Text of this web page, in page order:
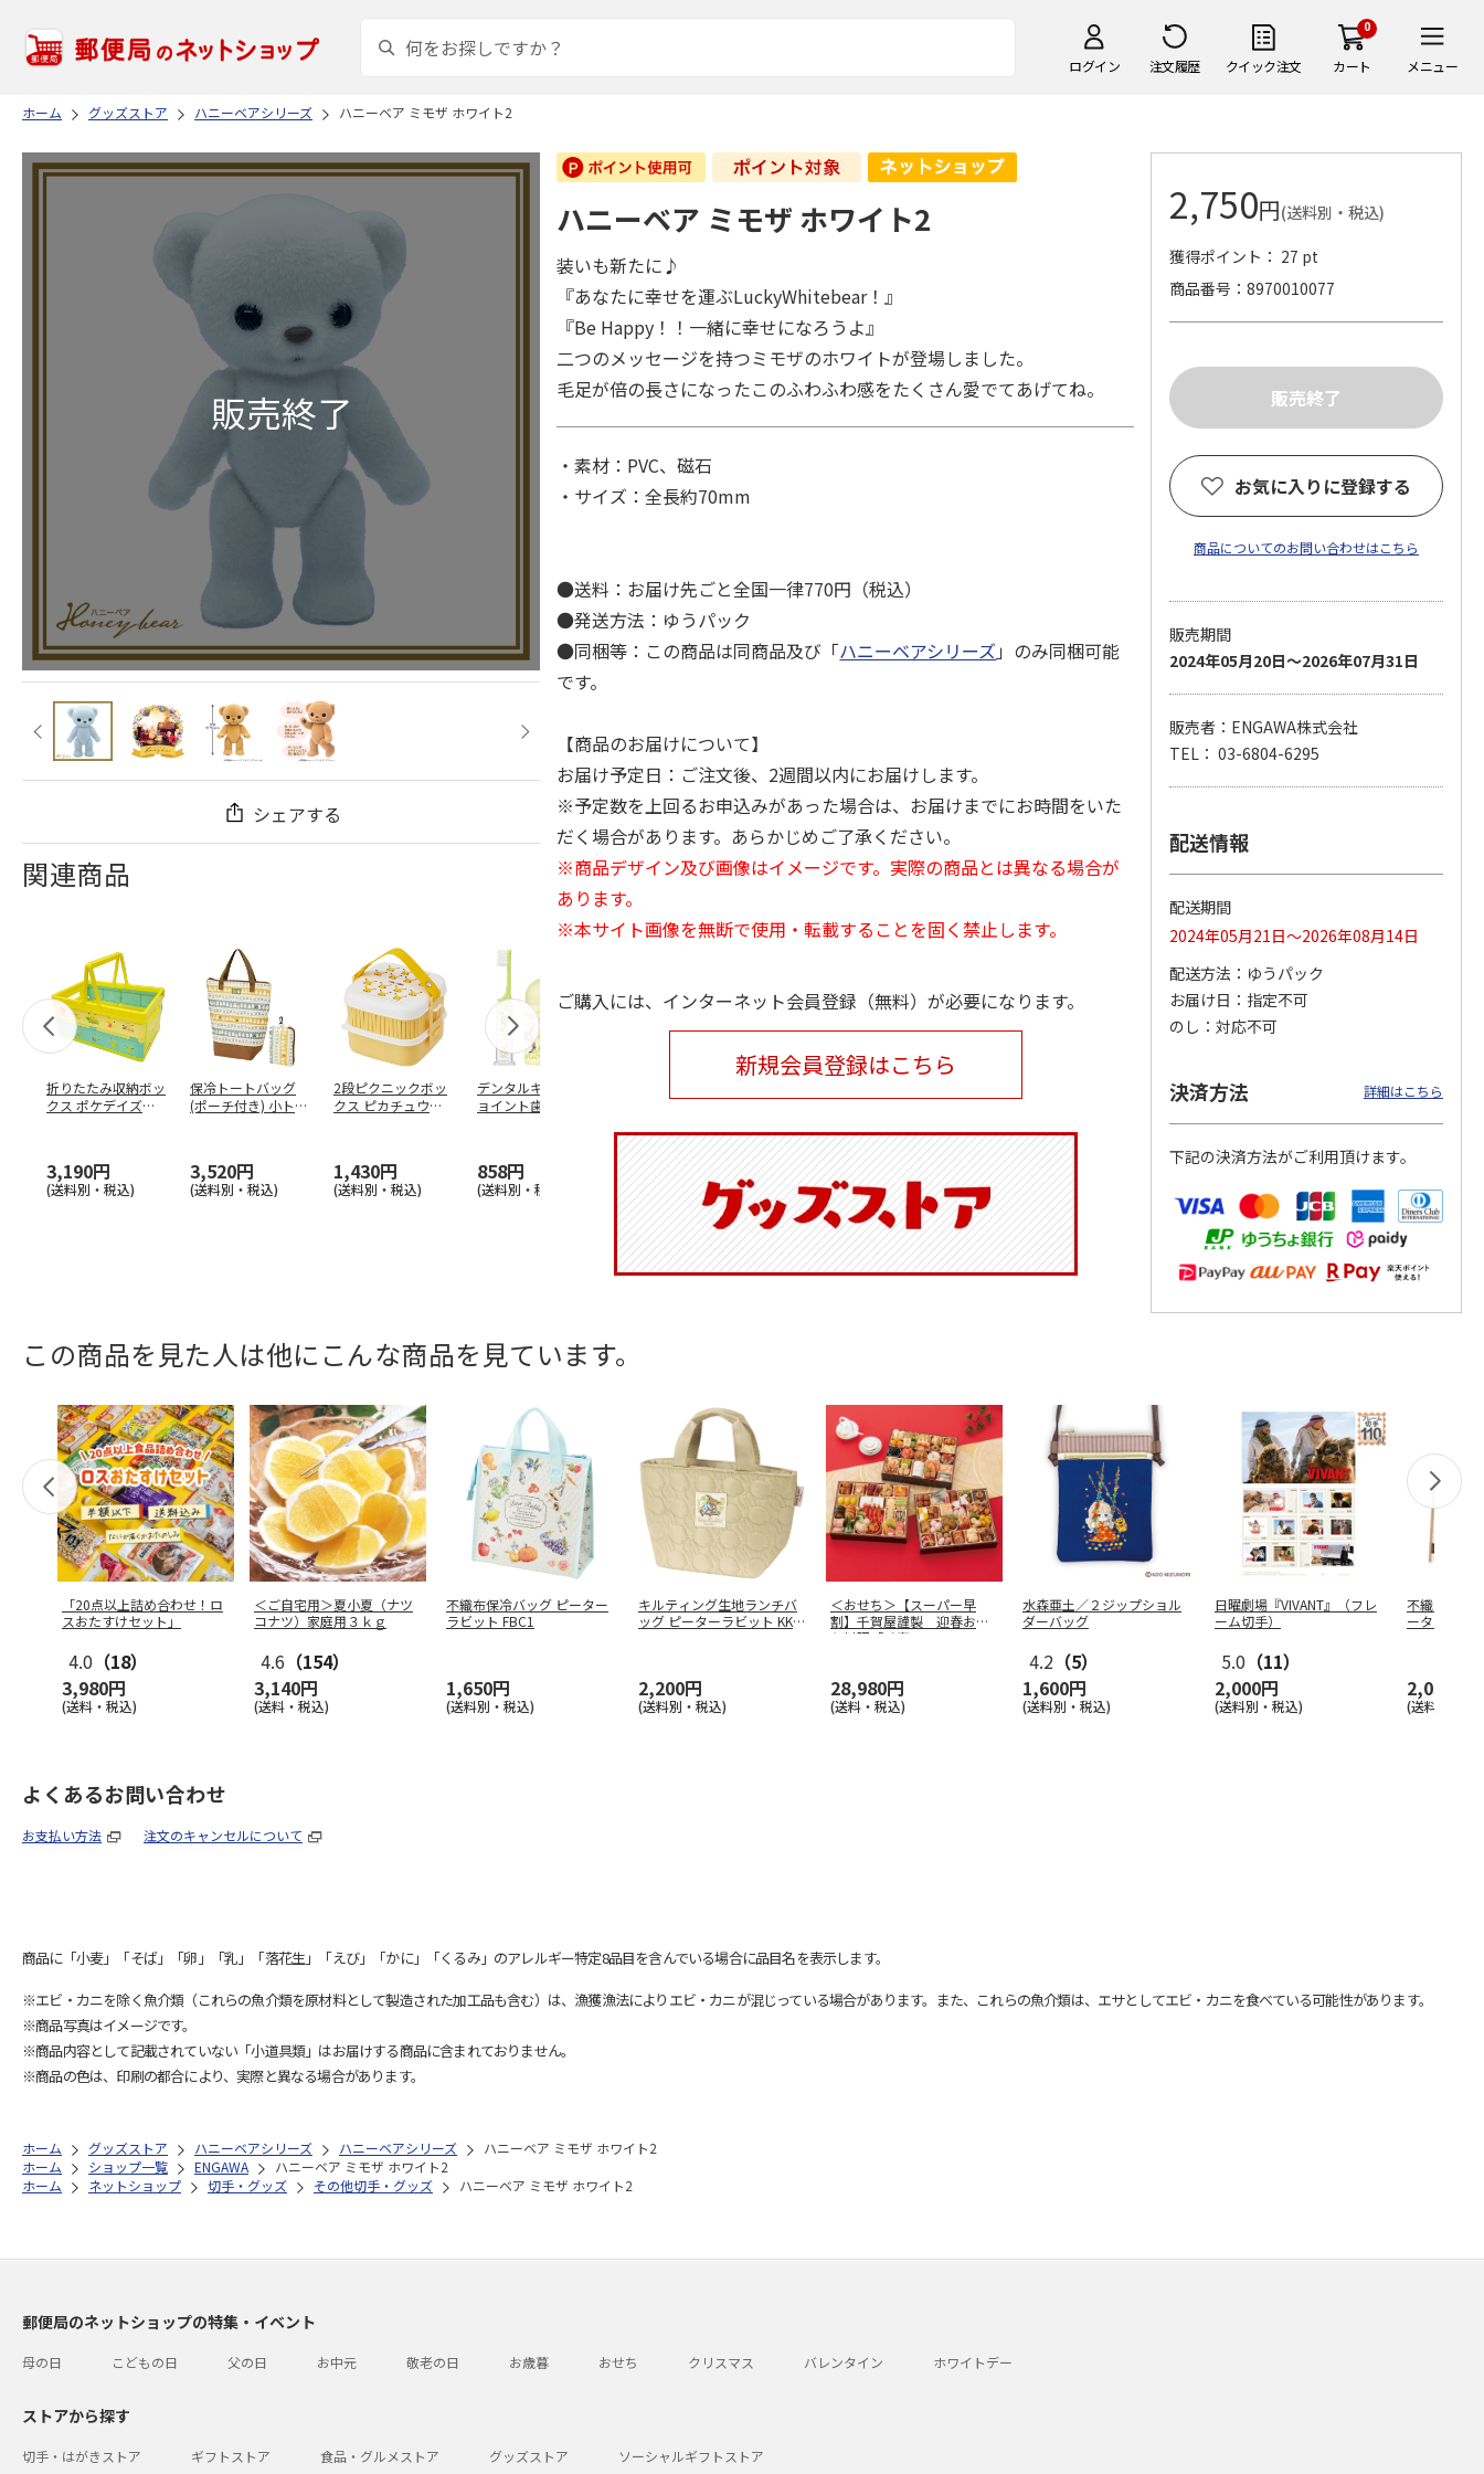
ログイン 注文履歴 クイック注文
0
カート メニュー
ホーム グッズストア ハニーベアシリーズ ハニーベア ミモザ ホワイト2
シェアする
関連商品
折りたたみ収納ボッ
クス ポケデイズ
3,190円
(送料別・税込)
保冷トートバッグ
(ポーチ付き) 小トト
3,520円
(送料別・税込)
2段ピクニックボッ
クス ピカチュウ
1,430円
(送料別・税込)
デンタルキット(ジ
ョイント歯ブラシ
858円
(送料別・税込)
トロ20 NLW15
4,620円
(送料別・税込)
ースポーチ となり
1,760円
(送料別・税込)
トトロ20 NB2
2,530円
(送料別・税込)
不織布ほ乳瓶ポーチ
1,870円
子供用風呂イス ポ
ケデイズ BS24N
1,155円
(送料別・税込)
塗スナックボウル
カオナシ20 NB2
2,530円
(送料別・税込)
ハニーベア ミモザ ホワイト2
装いも新たに♪
『あなたに幸せを運ぶLuckyWhitebear！』
『Be Happy！！一緒に幸せになろうよ』
二つのメッセージを持つミモザのホワイトが登場しました。
毛足が倍の長さになったこのふわふわ感をたくさん愛でてあげてね。
・素材：PVC、磁石
・サイズ：全長約70mm
●送料：お届け先ごと全国一律770円（税込）
●発送方法：ゆうパック
●同梱等：この商品は同商品及び「ハニーベアシリーズ 」のみ同梱可能
です。
【商品のお届けについて】
お届け予定日：ご注文後、2週間以内にお届けします。
※予定数を上回るお申込みがあった場合は、お届けまでにお時間をいた
だく場合があります。あらかじめご了承ください。
※商品デザイン及び画像はイメージです。実際の商品とは異なる場合が
あります。
※本サイト画像を無断で使用・転載することを固く禁止します。
ご購入には、インターネット会員登録（無料）が必要になります。
新規会員登録はこちら
2,750円(送料別・税込)
獲得ポイント： 27 pt
商品番号
8970010077
お気に入りに登録する
商品についてのお問い合わせはこちら
販売期間
2024年05月20日～2026年07月31日
販売者：ENGAWA株式会社
TEL： 03-6804-6295
配送情報
配送期間
2024年05月21日～2026年08月14日
配送方法
ゆうパック
お届け日
指定不可
のし
対応不可
決済方法 詳細はこちら
下記の決済方法がご利用頂けます。
この商品を見た人は他にこんな商品を見ています。
「20点以上詰め合わせ！ロ
スおたすけセット」
4.0 （18）
3,980円
(送料・税込)
＜ご自宅用＞夏小夏（ナツ
コナツ）家庭用３ｋｇ
4.6 （154）
3,140円
(送料・税込)
不織布保冷バッグ ピーター
ラビット FBC1
1,650円
(送料別・税込)
キルティング生地ランチバ
ッグ ピーターラビット KKL
2,200円
(送料別・税込)
＜おせち＞【スーパー早
割】千賀屋謹製 迎春おせ
ち料理「千富
28,980円
(送料・税込)
水森亜土／２ジップショル
ダーバッグ
4.2 （5）
1,600円
(送料別・税込)
日曜劇場『VIVANT』（フレ
ーム切手）
5.0 （11）
2,000円
(送料別・税込)
不織布行楽
ーターラビ
2,035円
(送料別・税
よくあるお問い合わせ
お支払い方法 注文のキャンセルについて
商品に「小麦」「そば」「卵」「乳」「落花生」「えび」「かに」「くるみ」のアレルギー特定8品目を含んでいる場合に品目名を表示します。
※エビ・カニを除く魚介類（これらの魚介類を原材料として製造された加工品も含む）は、漁獲漁法によりエビ・カニが混じっている場合があります。また、これらの魚介類は、エサとしてエビ・カニを食べている可能性があります。
※商品写真はイメージです。
※商品内容として記載されていない「小道具類」はお届けする商品に含まれておりません。
※商品の色は、印刷の都合により、実際と異なる場合があります。
ホーム グッズストア ハニーベアシリーズ ハニーベアシリーズ
ハニーベア ミモザ ホワイト2
ホーム
ショップ一覧 ENGAWA
ハニーベア ミモザ ホワイト2
ホーム
ネットショップ 切手・グッズ その他切手・グッズ ハニーベア ミモザ ホワイト2
郵便局のネットショップの特集・イベント
母の日 こどもの日 父の日 お中元 敬老の日 お歳暮 おせち クリスマス バレンタイン ホワイトデー
ストアから探す
切手・はがきストア ギフトストア 食品・グルメストア グッズストア ソーシャルギフトストア